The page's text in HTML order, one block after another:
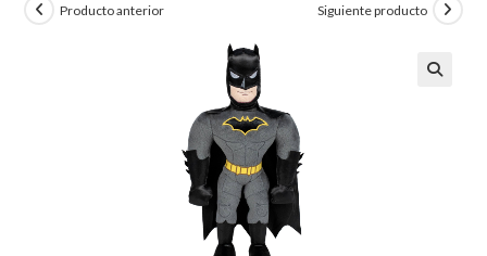
Producto anterior Siguiente producto